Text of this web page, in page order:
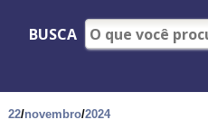
BUSCA
22/novembro/2024